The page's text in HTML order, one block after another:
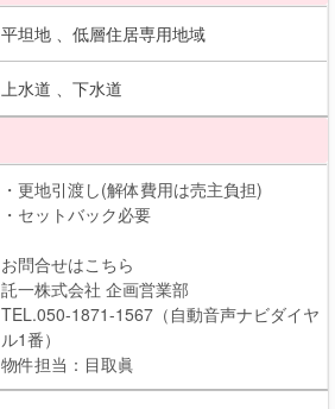
平坦地 、 低層住居専用地域
上水道 、 下水道
・更地引渡し(解体費用は売主負担)
・セットバック必要
お問合せはこちら
託一株式会社 企画営業部
TEL.050-1871-1567（自動音声ナビダイヤ
ル1番）
物件担当：目取眞